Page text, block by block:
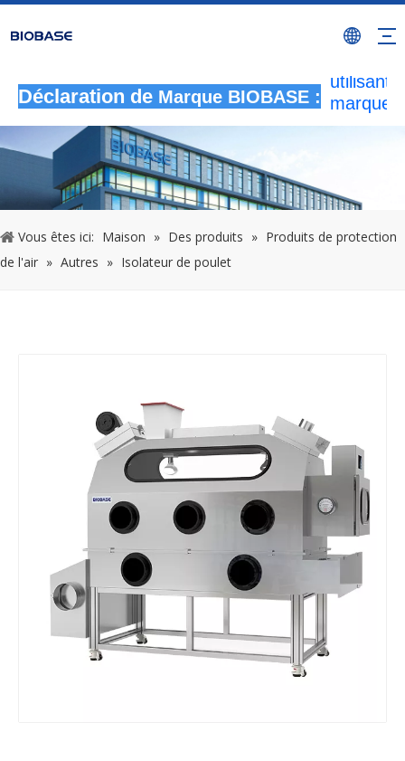
Déclaration de Marque BIOBASE :
Toutes
activités
utilisant
marque
Vous êtes ici: Maison » Des produits » Produits de protection
de l'air » Autres » Isolateur de poulet